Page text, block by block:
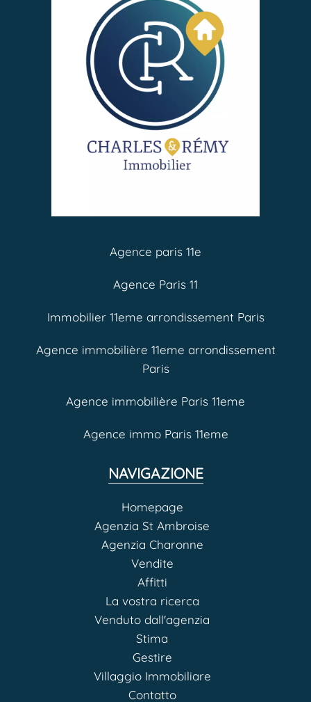
Agence paris 11e
Agence Paris 11
Immobilier 11eme arrondissement Paris
Agence immobilière 11eme arrondissement
Paris
Agence immobilière Paris 11eme
Agence immo Paris 11eme
NAVIGAZIONE
Homepage
Agenzia St Ambroise
Agenzia Charonne
Vendite
Affitti
La vostra ricerca
Venduto dall'agenzia
Stima
Gestire
Villaggio Immobiliare
Contatto